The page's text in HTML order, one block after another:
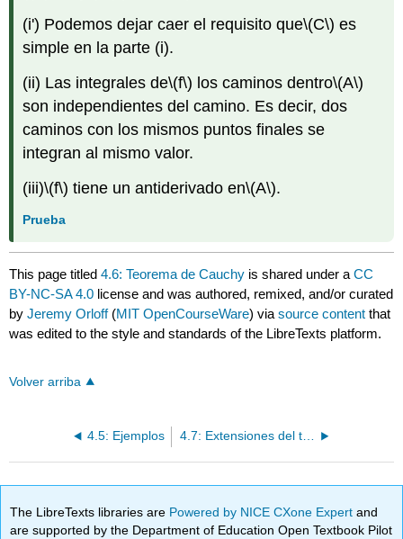
(i') Podemos dejar caer el requisito que\(C\) es
simple en la parte (i).
(ii) Las integrales de\(f\) los caminos dentro\(A\)
son independientes del camino. Es decir, dos
caminos con los mismos puntos finales se
integran al mismo valor.
(iii)\(f\) tiene un antiderivado en\(A\).
Prueba
This page titled4.6: Teorema de Cauchy is shared under aCC
BY-NC-SA 4.0 license and was authored, remixed, and/or curated
byJeremy Orloff(MIT OpenCourseWare) viasource content that
was edited to the style and standards of the LibreTexts platform.
Volver arriba
4.5: Ejemplos 4.7: Extensiones del teorema de Cauchy
The LibreTexts libraries are Powered by NICE CXone Expertand
are supported by the Department of Education Open Textbook Pilot